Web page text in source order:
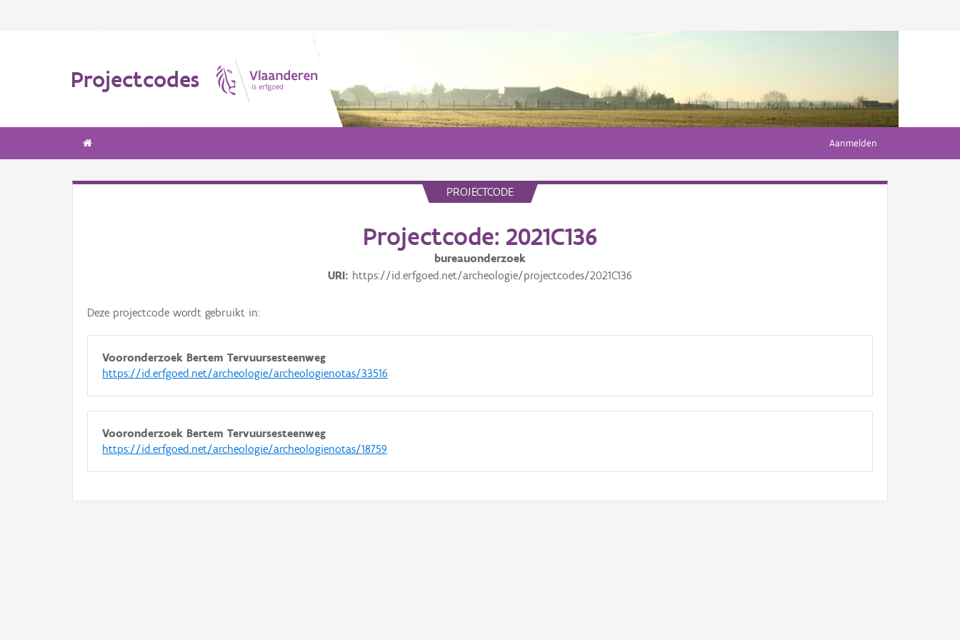
Projectcodes
Aanmelden
PROJECTCODE
Projectcode: 2021C136
bureauonderzoek
URI https://id.erfgoed.net/archeologie/projectcodes/2021C136
Deze projectcode wordt gebruikt in:
Vooronderzoek Bertem Tervuursesteenweg
https://id.erfgoed.net/archeologie/archeologienotas/33516
Vooronderzoek Bertem Tervuursesteenweg
https://id.erfgoed.net/archeologie/archeologienotas/18759